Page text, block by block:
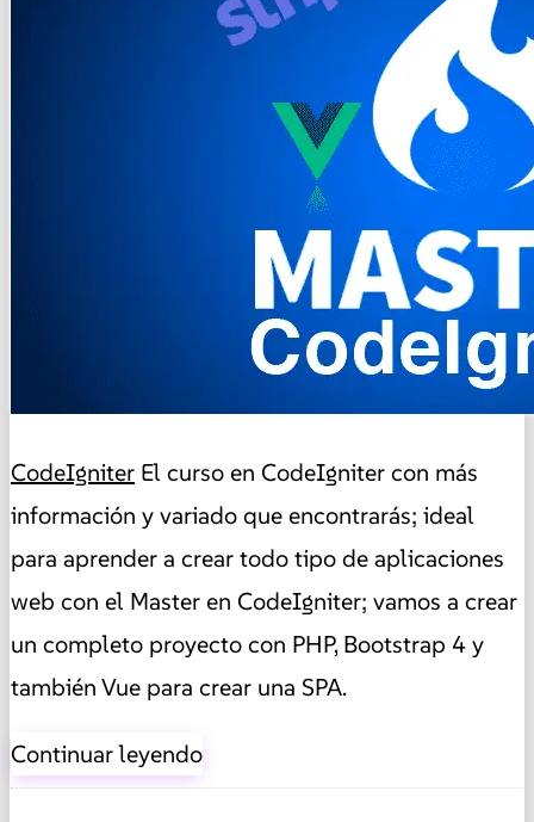
CodeIgniter El curso en CodeIgniter con más
información y variado que encontrarás; ideal
para aprender a crear todo tipo de aplicaciones
web con el Master en CodeIgniter; vamos a crear
un completo proyecto con PHP, Bootstrap 4 y
también Vue para crear una SPA.
Continuar leyendo